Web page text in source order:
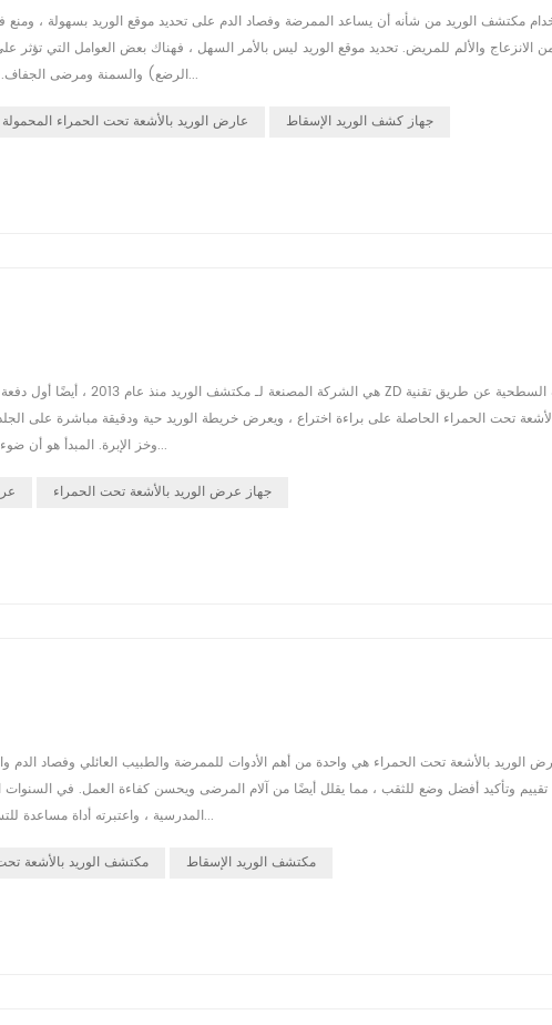
مكتشف الوريد من شأنه أن يساعد الممرضة وفصاد الدم على تحديد موقع الوريد بسهولة ، ومنع
الانزعاج والألم للمريض. تحديد موقع الوريد ليس بالأمر السهل ، فهناك بعض العوامل التي
الرضع) والسمنة ومرضى الجفاف. في هذه الحالة نحتاج إلى أداة لمساعدة الممرضة أو الطبيب في الع...
عارض الوريد بالأشعة تحت الحمراء المحمولة جهاز كشف الوريد الإسقاط
تحت الحمراء الحاصلة على براءة اختراع ، ويعرض خريطة الوريد حية ودقيقة مباشرة على
وخز الإبرة. المبدأ هو أن ضوء الأشعة تحت الحمراء يمكن أن يمتصه الدم ويعكسه الأنسجة المحيط...
جهاز عرض الوريد بالأشعة تحت الحمراء
الوريد بالأشعة تحت الحمراء هي واحدة من أهم الأدوات للممرضة والطبيب العائلي وفصاد الدم
تقييم وتأكيد أفضل وضع للثقب ، مما يقلل أيضًا من آلام المرضى ويحسن كفاءة العمل. في
المدرسية ، واعتبرته أداة مساعدة للتسريب في الوريد. في 2021-05-08 ، نشرت دار النشر الطبية الش...
مكتشف الوريد بالأشعة مكتشف الوريد الإسقاط